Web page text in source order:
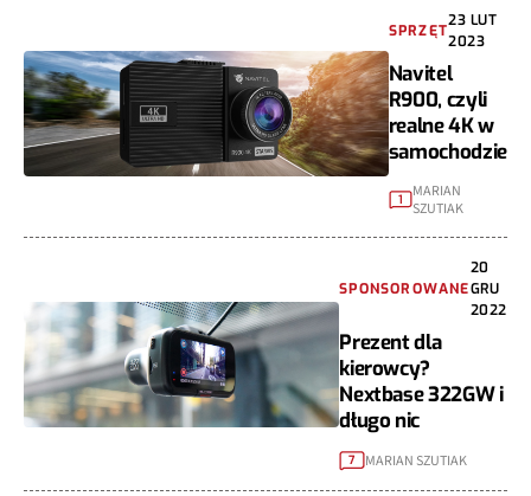
SPRZĘT
23 LUT
2023
Navitel
R900, czyli
realne 4K w
samochodzie
1
MARIAN
SZUTIAK
SPONSOROWANE
20
GRU
2022
Prezent dla
kierowcy?
Nextbase 322GW i
długo nic
7 MARIAN SZUTIAK